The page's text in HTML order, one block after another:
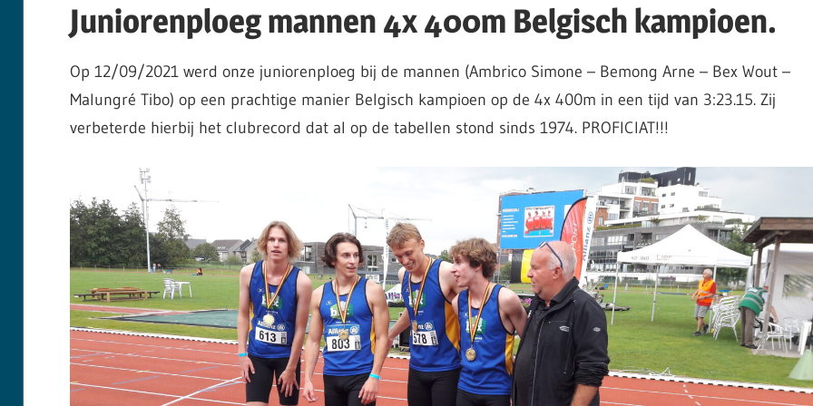
Juniorenploeg mannen 4x 400m Belgisch kampioen.
Op 12/09/2021 werd onze juniorenploeg bij de mannen (Ambrico Simone – Bemong Arne – Bex Wout –
Malungré Tibo) op een prachtige manier Belgisch kampioen op de 4x 400m in een tijd van 3:23.15. Zij
verbeterde hierbij het clubrecord dat al op de tabellen stond sinds 1974. PROFICIAT!!!